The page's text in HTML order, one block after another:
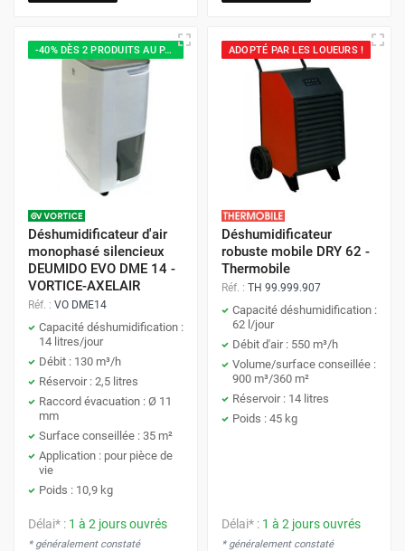
-40% DÈS 2 PRODUITS AU PANIER
Déshumidificateur d'air
monophasé silencieux
DEUMIDO EVO DME 14 -
VORTICE-AXELAIR
Réf. : VO DME14
Capacité déshumidification :
14 litres/jour
Débit : 130 m³/h
Réservoir : 2,5 litres
Raccord évacuation : Ø 11
mm
Surface conseillée : 35 m²
Application : pour pièce de
vie
Poids : 10,9 kg
Délai* : 1 à 2 jours ouvrés
* généralement constaté
ADOPTÉ PAR LES LOUEURS !
Déshumidificateur
robuste mobile DRY 62 -
Thermobile
Réf. : TH 99.999.907
Capacité déshumidification :
62 l/jour
Débit d'air : 550 m³/h
Volume/surface conseillée :
900 m³/360 m²
Réservoir : 14 litres
Poids : 45 kg
Délai* : 1 à 2 jours ouvrés
* généralement constaté